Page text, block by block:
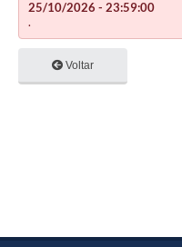
25/10/2026 - 23:59:00
.
Voltar